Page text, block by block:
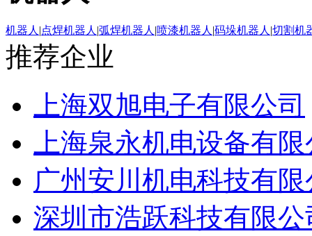
机器人 |点焊机器人 |弧焊机器人 |喷漆机器人 |码垛机器人 |切割机
推荐企业
上海双旭电子有限公司
上海泉永机电设备有
广州安川机电科技有
深圳市浩跃科技有限公